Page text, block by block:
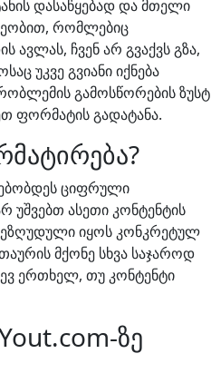
დასაწყებად და მთელი
რომლებიც
ავლას, ჩვენ არ გვაქვს გზა,
უკვე გვიანი იქნება
გამოსწორების ზუსტ
ფორმატის გადატანა.
ციფრული
უშვებთ ასეთი კონტენტის
იყოს კონკრეტულ
მქონე სხვა საჯაროდ
ერთხელ, თუ კონტენტი
ზე